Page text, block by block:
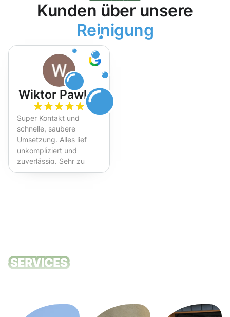
Kunden über unsere
Reinigung
Wiktor Pawlak
Super Kontakt und
schnelle, saubere
Umsetzung. Alles lief
unkompliziert und
zuverlässig. Sehr zu
empfehlen!